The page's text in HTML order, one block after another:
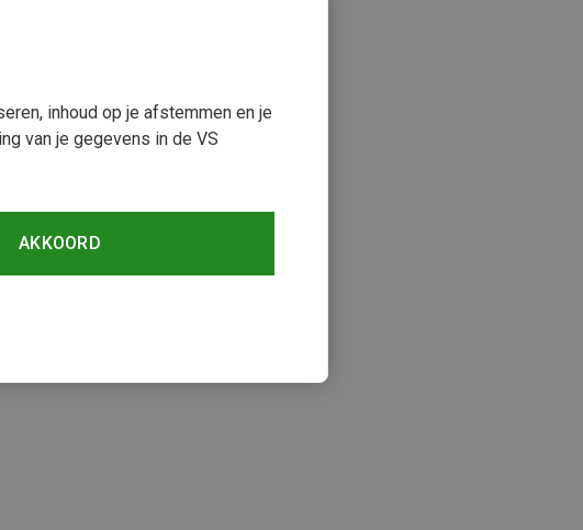
inhoud op je afstemmen en je
van je gegevens in de VS
AKKOORD